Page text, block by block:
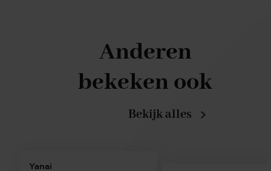
Yanai
Anderen
bekeken ook
Bekijk alles